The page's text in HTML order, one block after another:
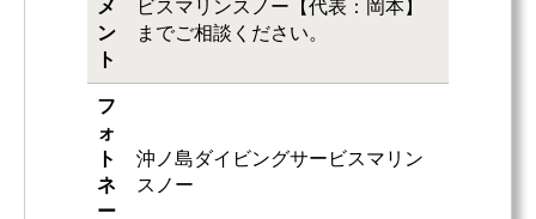
メ
ン
ト
ビスマリンスノー【代表：岡本】
までご相談ください。
フ
ォ
ト
ネ
ー
沖ノ島ダイビングサービスマリン
スノー